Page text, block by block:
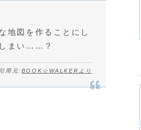
地図を作ることにし
しまい……？
引用元: BOOK☆WALKERより